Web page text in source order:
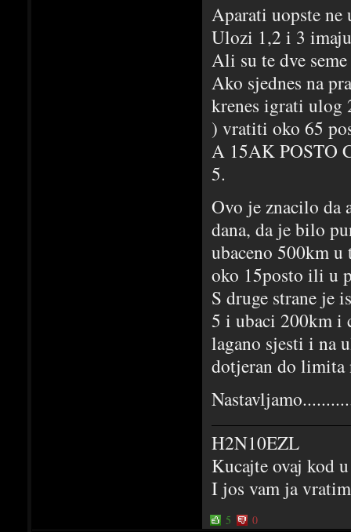
Aparati uopste ne
Ulozi 1,2 i 3
Ali su te dve
Ako sjednes na
krenes igrati ulog
) vratiti oko 65
A 15AK POSTO
5.
Ovo je znacilo da
dana, da je bilo
ubaceno 500km
oko 15posto ili u
S druge strane je
5 i ubaci 200km i
lagano sjesti i na
dotjeran do limita
H2N10EZL
Kucajte ovaj kod
I jos vam ja
5 0